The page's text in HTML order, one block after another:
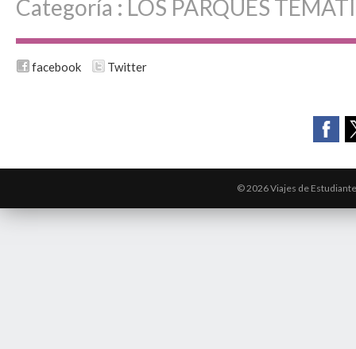
Categoría : LOS PARQUES
facebook Twitter
© 2026 Viajes de